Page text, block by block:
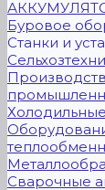
Буровое
Станки и
Сварочные